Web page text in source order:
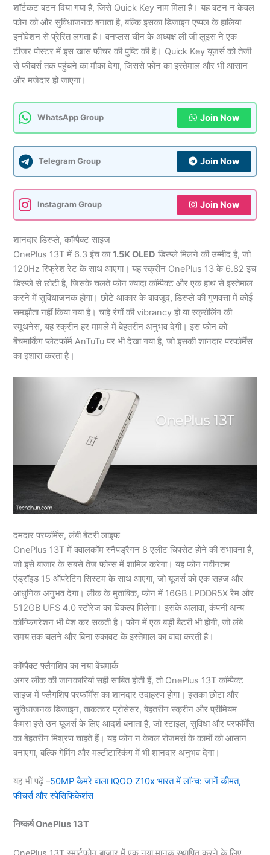
शॉर्टकट बटन दिया गया है, जिसे Quick Key नाम मिला है। यह बटन न केवल
फोन को और सुविधाजनक बनाता है, बल्कि इसका डिजाइन एप्पल के हालिया
इनोवेशन से प्रेरित लगता है। वनप्लस चीन के अध्यक्ष ली जी लुइस ने एक
टीजर पोस्टर में इस खास फीचर की पुष्टि की है। Quick Key यूजर्स को तेजी
से फीचर्स तक पहुंचने का मौका देगा, जिससे फोन का इस्तेमाल और भी आसान
और मजेदार हो जाएगा।
WhatsApp Group Join Now
Telegram Group Join Now
Instagram Group Join Now
शानदार डिस्प्ले, कॉम्पैक्ट साइज
OnePlus 13T में 6.3 इंच का1.5K OLED डिस्प्ले मिलने की उम्मीद है, जो
120Hz रिफ्रेश रेट के साथ आएगा। यह स्क्रीन OnePlus 13 के 6.82 इंच
डिस्प्ले से छोटी है, जिसके चलते फोन ज्यादा कॉम्पैक्ट और एक हाथ से इस्तेमाल
करने में सुविधाजनक होगा। छोटे आकार के बावजूद, डिस्प्ले की गुणवत्ता में कोई
समझौता नहीं किया गया है। चाहे रंगों की vibrancy हो या स्क्रॉलिंग की
स्मूथनेस, यह स्क्रीन हर मामले में बेहतरीन अनुभव देगी। इस फोन को
बेंचमार्किंग प्लेटफॉर्म AnTuTu पर भी देखा गया है, जो इसकी शानदार परफॉर्मेंस
का इशारा करता है।
दमदार परफॉर्मेंस, लंबी बैटरी लाइफ
OnePlus 13T में क्वालकॉम स्नैपड्रैगन 8 एलीट चिपसेट होने की संभावना है,
जो इसे बाजार के सबसे तेज फोन्स में शामिल करेगा। यह फोन नवीनतम
एंड्रॉइड 15 ऑपरेटिंग सिस्टम के साथ आएगा, जो यूजर्स को एक सहज और
आधुनिक अनुभव देगा। लीक के मुताबिक, फोन में 16GB LPDDR5X रैम और
512GB UFS 4.0 स्टोरेज का विकल्प मिलेगा। इसके अलावा, कंपनी अन्य
कॉन्फिगरेशन भी पेश कर सकती है। फोन में एक बड़ी बैटरी भी होगी, जो लंबे
समय तक चलने और बिना रुकावट के इस्तेमाल का वादा करती है।
कॉम्पैक्ट फ्लैगशिप का नया बेंचमार्क
अगर लीक की जानकारियां सही साबित होती हैं, तो OnePlus 13T कॉम्पैक्ट
साइज में फ्लैगशिप परफॉर्मेंस का शानदार उदाहरण होगा। इसका छोटा और
सुविधाजनक डिजाइन, ताकतवर प्रोसेसर, बेहतरीन स्क्रीन और प्रीमियम
कैमरा इसे उन यूजर्स के लिए आदर्श बनाता है, जो स्टाइल, सुविधा और परफॉर्मेंस
का बेहतरीन मिश्रण चाहते हैं। यह फोन न केवल रोजमर्रा के कामों को आसान
बनाएगा, बल्कि गेमिंग और मल्टीटास्किंग में भी शानदार अनुभव देगा।
यह भी पढ़ें –50MP कैमरे वाला iQOO Z10x भारत में लॉन्च: जानें कीमत,
फीचर्स और स्पेसिफिकेशंस
निष्कर्ष OnePlus 13T